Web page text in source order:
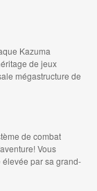
Kazuma
de jeux
mégastructure de
de combat
Vous
par sa grand-